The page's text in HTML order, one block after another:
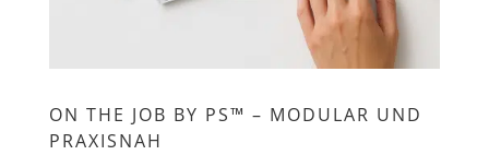
ON THE JOB BY PS™ – MODULAR UND
PRAXISNAH